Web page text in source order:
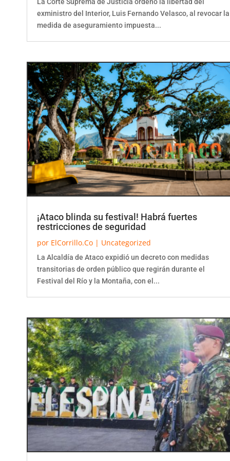
exministro del Interior, Luis Fernando Velasco, al revocar la
medida de aseguramiento impuesta...
¡Ataco blinda su festival! Habrá fuertes
restricciones de seguridad
por ElCorrillo.Co | Uncategorized
La Alcaldía de Ataco expidió un decreto con medidas
transitorias de orden público que regirán durante el
Festival del Río y la Montaña, con el...